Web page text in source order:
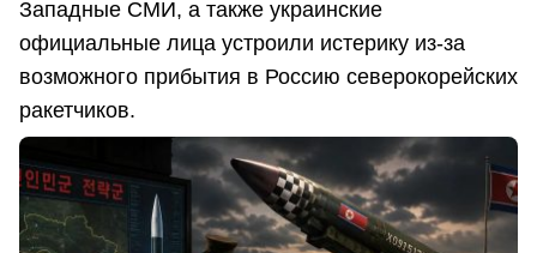
Западные СМИ, а также украинские
официальные лица устроили истерику из-за
возможного прибытия в Россию северокорейских
ракетчиков.